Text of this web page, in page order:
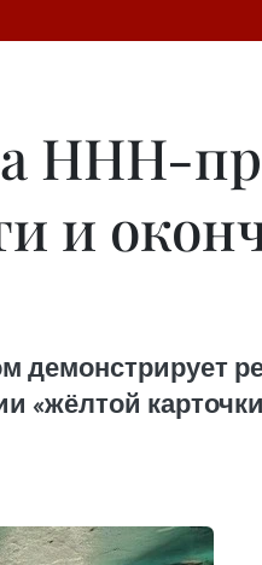
ННН-
и
демонстрирует
«жёлтой